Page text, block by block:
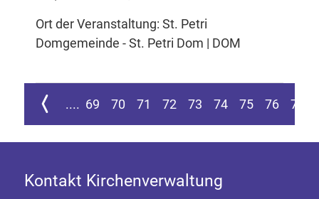
Ort der Veranstaltung: St. Petri
Domgemeinde - St. Petri Dom | DOM
ersten Seite springen
Zur vorherigen Seite
.... 69 70 71 72 73 74 75 76 77
Kontakt Kirchenverwaltung